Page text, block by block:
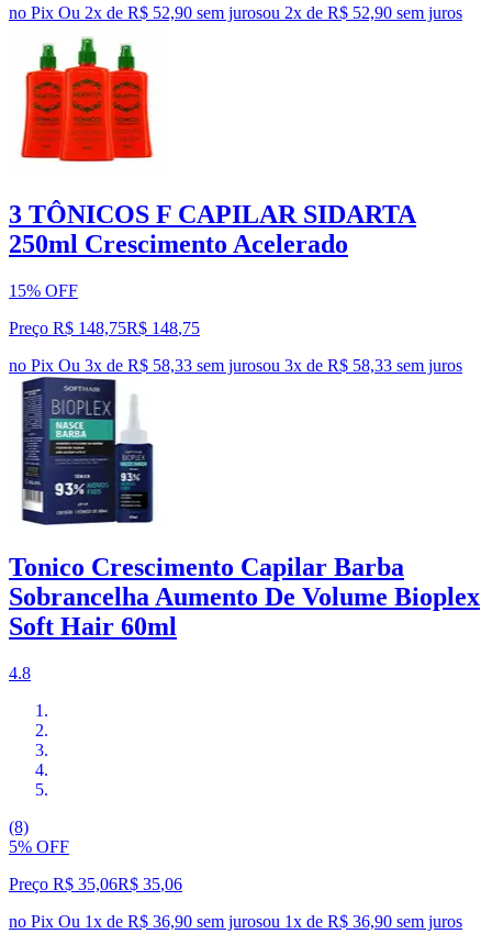
no Pix Ou 2x de R$ 52,90 sem jurosou 2x de R$ 52,90 sem juros
3 TÔNICOS F CAPILAR SIDARTA
250ml Crescimento Acelerado
15% OFF
Preço R$ 148,75R$ 148,75
no Pix Ou 3x de R$ 58,33 sem jurosou 3x de R$ 58,33 sem juros
Tonico Crescimento Capilar Barba
Sobrancelha Aumento De Volume Bioplex
Soft Hair 60ml
4.8
(8)
5% OFF
Preço R$ 35,06R$ 35,06
no Pix Ou 1x de R$ 36,90 sem jurosou 1x de R$ 36,90 sem juros